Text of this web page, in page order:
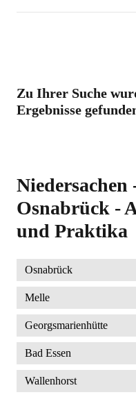
Zu Ihrer Suche
Ergebnisse
Osnabrück -
und Praktika
Osnabrück
Melle
Georgsmarienhütte
Bad Essen
Wallenhorst